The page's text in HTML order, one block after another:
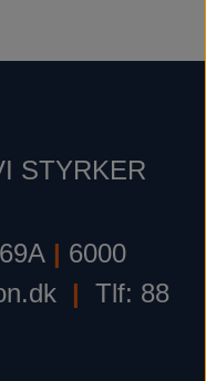
STYRKER
| 6000
| Tlf: 88